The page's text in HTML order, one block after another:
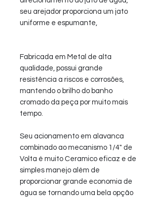
seu arejador proporciona um jato
uniforme e espumante,
Fabricada em Metal de alta
qualidade, possui grande
resistência a riscos e corrosões,
mantendo o brilho do banho
cromado da peça por muito mais
tempo.
Seu acionamento em alavanca
combinado ao mecanismo 1/4" de
Volta é muito Ceramico eficaz e de
simples manejo além de
proporcionar grande economia de
água se tornando uma bela opção